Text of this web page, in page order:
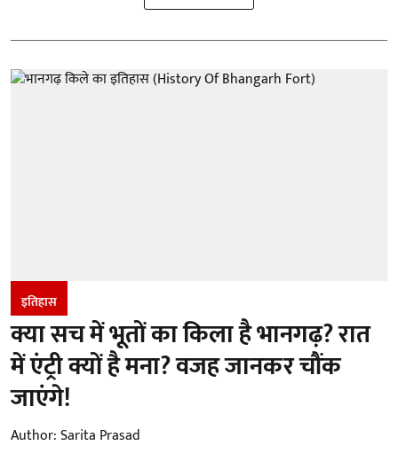
इतिहास
क्या सच में भूतों का किला है भानगढ़? रात
में एंट्री क्यों है मना? वजह जानकर चौंक
जाएंगे!
Author:Sarita Prasad